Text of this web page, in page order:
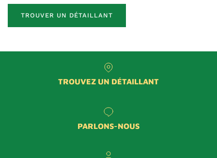
TROUVER UN DÉTAILLANT
TROUVEZ UN DÉTAILLANT
PARLONS-NOUS